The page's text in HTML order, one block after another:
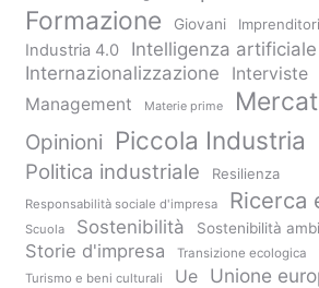
Formazione Giovani
Industria 4.0
Intelligenza artificiale
Internazionalizzazione
Interviste
Management Materie prime
Opinioni Piccola Industria
Politica industriale Resilienza
Responsabilità sociale d'impresa Ricerca
Scuola Sostenibilità Sostenibilità
Storie d'impresa
Transizione ecologica
Turismo e beni culturali
Ue Unione